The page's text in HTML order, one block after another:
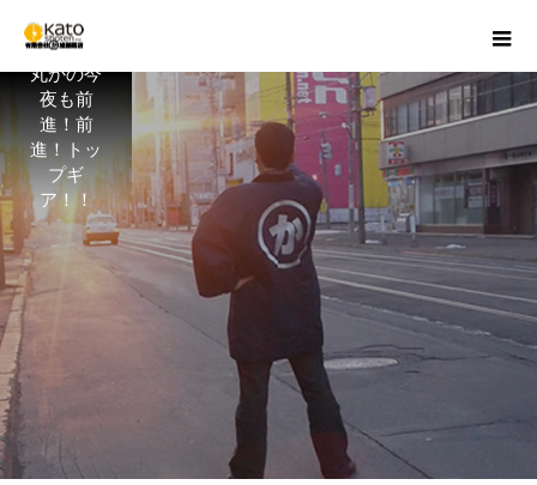
丸かの今
夜も前
進！前
進！トッ
プギ
ア！！